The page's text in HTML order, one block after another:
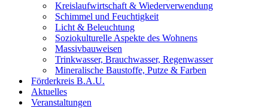
Kreislaufwirtschaft & Wiederverwendung
Schimmel und Feuchtigkeit
Licht & Beleuchtung
Soziokulturelle Aspekte des Wohnens
Massivbauweisen
Trinkwasser, Brauchwasser, Regenwasser
Mineralische Baustoffe, Putze & Farben
Förderkreis B.A.U.
Aktuelles
Veranstaltungen